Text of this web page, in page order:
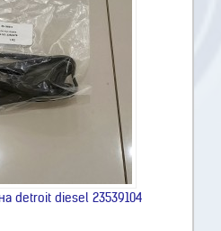
detroit diesel 23539104